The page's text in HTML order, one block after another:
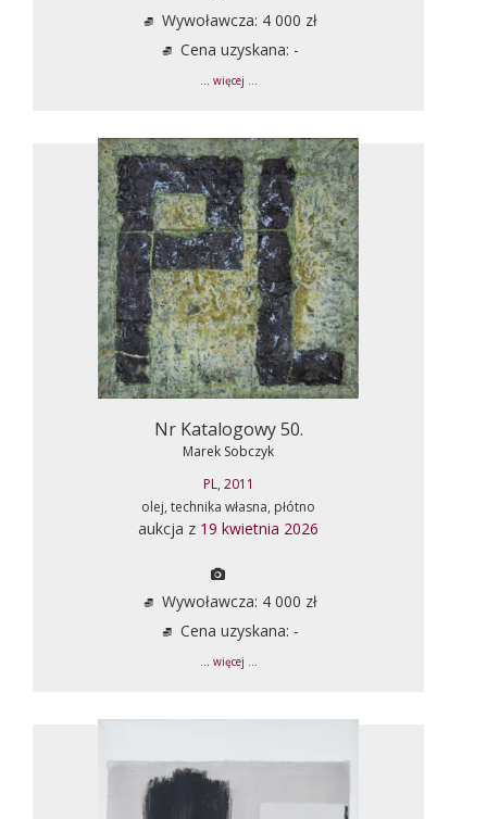
Wywoławcza: 4 000 zł
Cena uzyskana: -
... więcej ...
Nr Katalogowy 50.
Marek Sobczyk
PL, 2011
olej, technika własna, płótno
aukcja z 19 kwietnia 2026
Wywoławcza: 4 000 zł
Cena uzyskana: -
... więcej ...